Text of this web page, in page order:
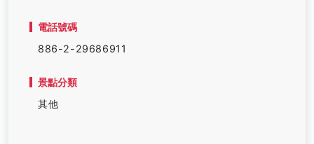
電話號碼
886-2-29686911
景點分類
其他